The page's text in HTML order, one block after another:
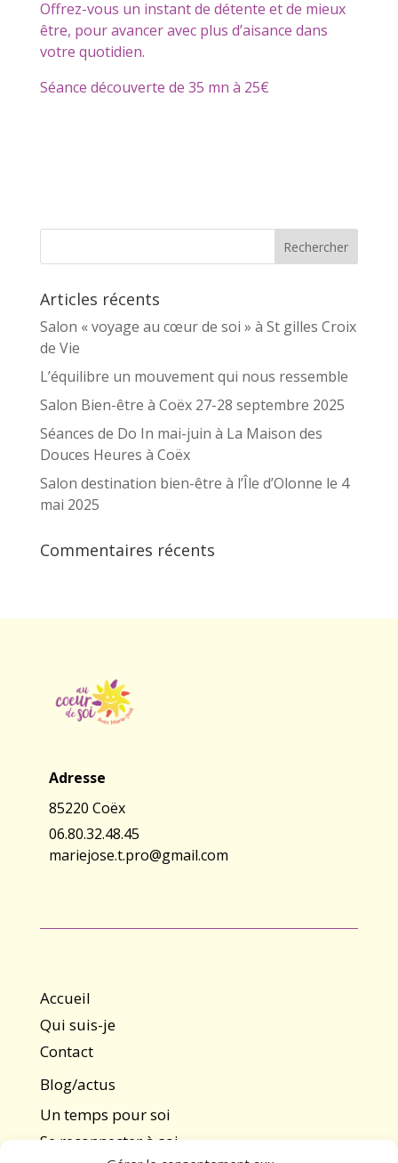
Offrez-vous un instant de détente et de mieux
être, pour avancer avec plus d’aisance dans
votre quotidien.
Séance découverte de 35 mn à 25€
Articles récents
Salon « voyage au cœur de soi » à St gilles Croix
de Vie
L’équilibre un mouvement qui nous ressemble
Salon Bien-être à Coëx 27-28 septembre 2025
Séances de Do In mai-juin à La Maison des
Douces Heures à Coëx
Salon destination bien-être à l’Île d’Olonne le 4
mai 2025
Commentaires récents
Adresse
85220 Coëx
06.80.32.48.45
mariejose.t.pro@gmail.com
Accueil
Qui suis-je
Contact
Blog/actus
Un temps pour soi
Se reconnecter à soi